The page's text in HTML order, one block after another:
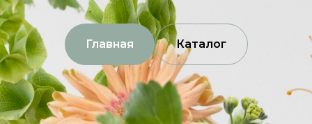
Главная Каталог